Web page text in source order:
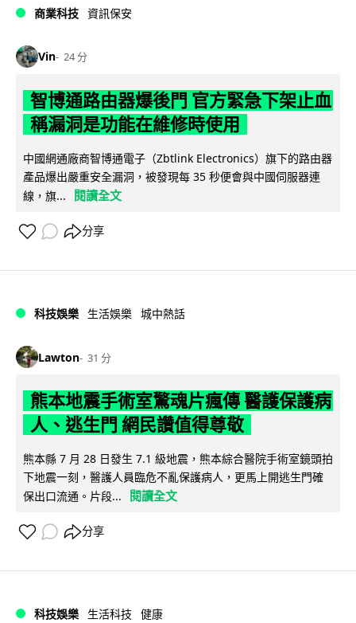
商業科技 資訊保安
Vin 24 分
智博通路由器爆後門 官方緊急下架止血
稱漏洞是功能在維修時使用
中國網通廠商智博通電子（Zbtlink Electronics）旗下的路由器
產品爆出嚴重安全漏洞，被發現每 35 秒便會與中國伺服器連
線，旗...
閱讀全文
分享
科技娛樂 生活娛樂 城中熱話
Lawton 31 分
熊本地震手術室驚魂片瘋傳 醫護保護病
人、逃生門 網民讚值得尊敬
熊本縣 7 月 28 日發生 7.1 級地震，熊本綜合醫院手術室鏡頭拍
下地震一刻，醫護人員臨危不亂保護病人，更馬上開逃生門確
保出口流通。片段...
閱讀全文
分享
科技娛樂 生活科技 健康